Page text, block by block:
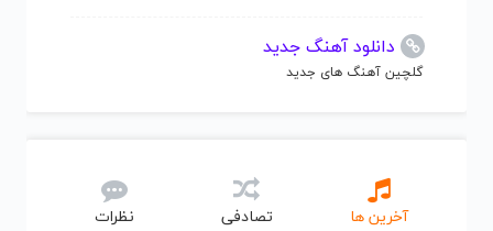
دانلود آهنگ جدید
گلچین آهنگ های جدید
آخرین ها تصادفی نظرات